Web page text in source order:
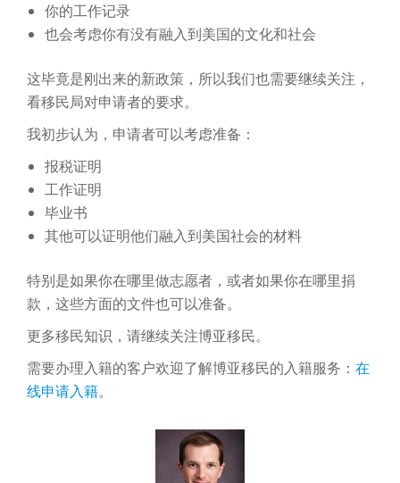
你的工作记录
也会考虑你有没有融入到美国的文化和社会
这毕竟是刚出来的新政策，所以我们也需要继续关注，
看移民局对申请者的要求。
我初步认为，申请者可以考虑准备：
报税证明
工作证明
毕业书
其他可以证明他们融入到美国社会的材料
特别是如果你在哪里做志愿者，或者如果你在哪里捐
款，这些方面的文件也可以准备。
更多移民知识，请继续关注博亚移民。
需要办理入籍的客户欢迎了解博亚移民的入籍服务： 在
线申请入籍。